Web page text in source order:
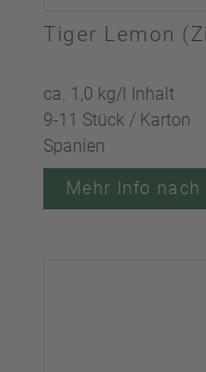
Tiger Lemon
ca. 1,0 kg/l Inhalt
9-11 Stück / Karton
Spanien
Mehr Info nach